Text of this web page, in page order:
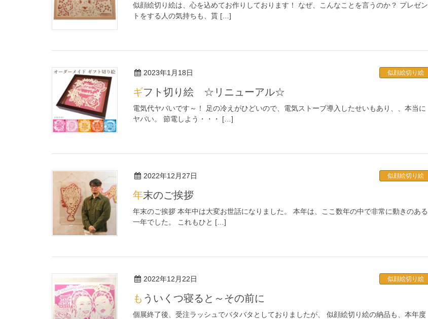
似顔絵切り絵は、心を込めてお作りしております！ なぜ、こんなことを言うのか？ プレゼン
トをする人の気持ちも、貰 […]
2023年1月18日 似顔絵切り絵
ギフト切り絵 ☆リニューアル☆
電気代ヤバいです～！ 足の冷えがひどいので、電気ストーブ導入したせいもあり、、本当に
ヤバい。 節電しよう・・・ […]
2022年12月27日 似顔絵切り絵
年末のご挨拶
年末のご挨拶 本年中は大変お世話になりました。 本年は、ここ数年の中で非常に動きのある
一年でした。 これもひと […]
2022年12月22日 似顔絵切り絵
もういくつ寝ると～その前に
個展終了後、受注ラッシュでバタバタとしておりましたが、 似顔絵切り絵の納品も、本年度